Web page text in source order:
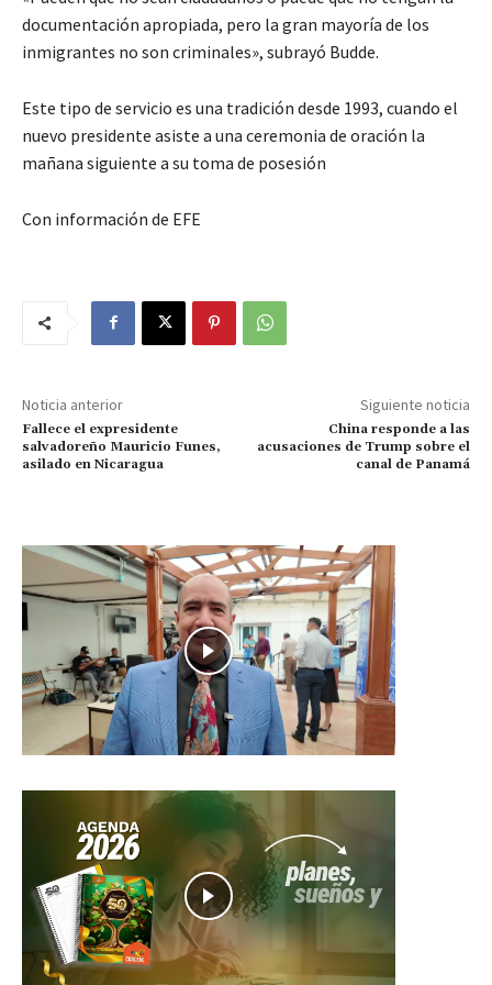
documentación apropiada, pero la gran mayoría de los
inmigrantes no son criminales», subrayó Budde.
Este tipo de servicio es una tradición desde 1993, cuando el
nuevo presidente asiste a una ceremonia de oración la
mañana siguiente a su toma de posesión
Con información de EFE
Noticia anterior
Fallece el expresidente
salvadoreño Mauricio Funes,
asilado en Nicaragua
Siguiente noticia
China responde a las
acusaciones de Trump sobre el
canal de Panamá